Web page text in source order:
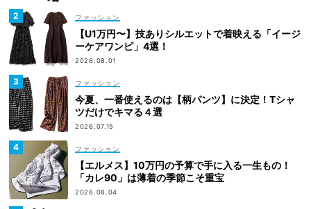
ファッション
【U1万円〜】技ありシルエットで着映える「イージ
ーケアワンピ」4選！
2026.08.01
ファッション
今夏、一番使えるのは【柄パンツ】に決定！Tシャ
ツだけでキマる４選
2026.07.15
ファッション
【エルメス】10万円の予算で手に入る一生もの！
「カレ90」は薄着の季節こそ重宝
2026.08.04